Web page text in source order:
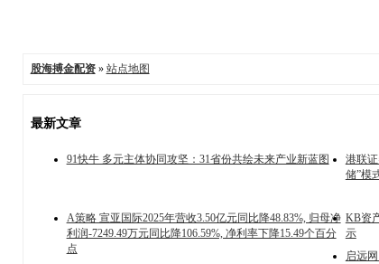
股海搏金配资» 站点地图
最新文章
91快牛 多元主体协同攻坚：31省份共绘未来产业新蓝图
港联
储”模
A策略 宣亚国际2025年营收3.50亿元同比降48.83%, 归母净
利润-7249.49万元同比降106.59%, 净利率下降15.49个百分
点
KB资
示
启远